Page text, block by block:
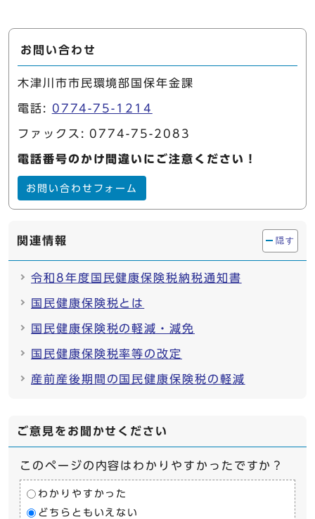
お問い合わせ
木津川市市民環境部国保年金課
電話: 0774-75-1214
ファックス: 0774-75-2083
電話番号のかけ間違いにご注意ください！
お問い合わせフォーム
関連情報 隠す
令和8年度国民健康保険税納税通知書
国民健康保険税とは
国民健康保険税の軽減・減免
国民健康保険税率等の改定
産前産後期間の国民健康保険税の軽減
ご意見をお聞かせください
このページの内容はわかりやすかったですか？
わかりやすかった
どちらともいえない